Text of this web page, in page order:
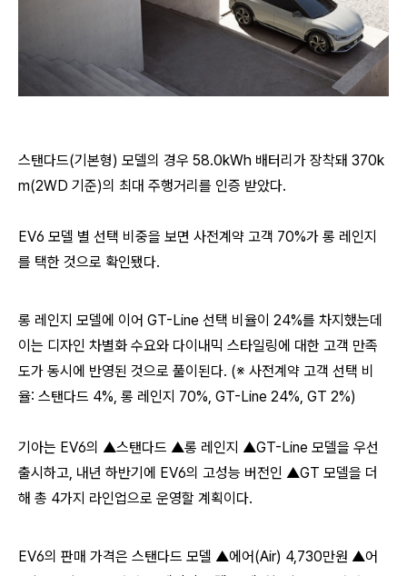
스탠다드(기본형) 모델의 경우 58.0kWh 배터리가 장착돼 370k
m(2WD 기준)의 최대 주행거리를 인증 받았다.
EV6 모델 별 선택 비중을 보면 사전계약 고객 70%가 롱 레인지
를 택한 것으로 확인됐다.
롱 레인지 모델에 이어 GT-Line 선택 비율이 24%를 차지했는데
이는 디자인 차별화 수요와 다이내믹 스타일링에 대한 고객 만족
도가 동시에 반영된 것으로 풀이된다. (※ 사전계약 고객 선택 비
율: 스탠다드 4%, 롱 레인지 70%, GT-Line 24%, GT 2%)
기아는 EV6의 ▲스탠다드 ▲롱 레인지 ▲GT-Line 모델을 우선
출시하고, 내년 하반기에 EV6의 고성능 버전인 ▲GT 모델을 더
해 총 4가지 라인업으로 운영할 계획이다.
EV6의 판매 가격은 스탠다드 모델 ▲에어(Air) 4,730만원 ▲어